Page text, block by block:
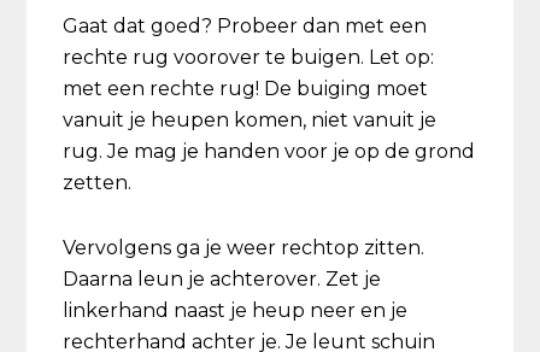
Gaat dat goed? Probeer dan met een
rechte rug voorover te buigen. Let op:
met een rechte rug! De buiging moet
vanuit je heupen komen, niet vanuit je
rug. Je mag je handen voor je op de grond
zetten.
Vervolgens ga je weer rechtop zitten.
Daarna leun je achterover. Zet je
linkerhand naast je heup neer en je
rechterhand achter je. Je leunt schuin